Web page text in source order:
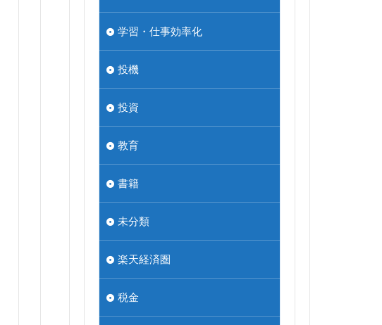
学習・仕事効率化
投機
投資
教育
書籍
未分類
楽天経済圏
税金